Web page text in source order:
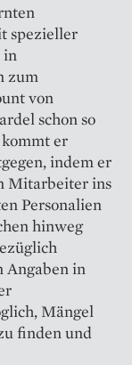
spezieller
in
zum
von
schon so
er
indem er
­Mitarbeiter ins
Personalien
hinweg
Angaben in
Mängel
finden und